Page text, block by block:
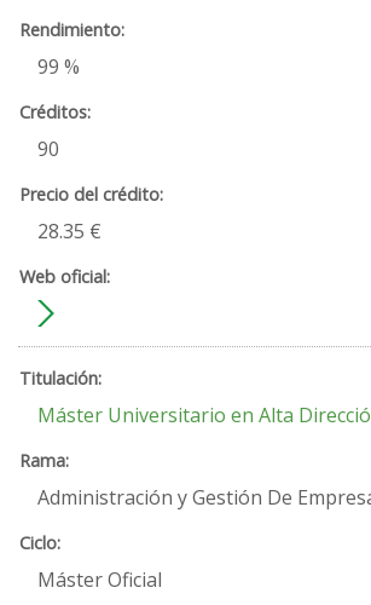
99 %
90
28.35 €
Máster Universitario en Alta
Administración y Gestión De
Máster Oficial